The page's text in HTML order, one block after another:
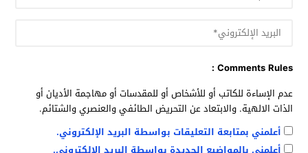
Comments Rules :
عدم الإساءة للكاتب أو للأشخاص أو للمقدسات أو مهاجمة الأديان أو
الذات الالهية. والابتعاد عن التحريض الطائفي والعنصري والشتائم.
أعلمني بمتابعة التعليقات بواسطة البريد الإلكتروني.